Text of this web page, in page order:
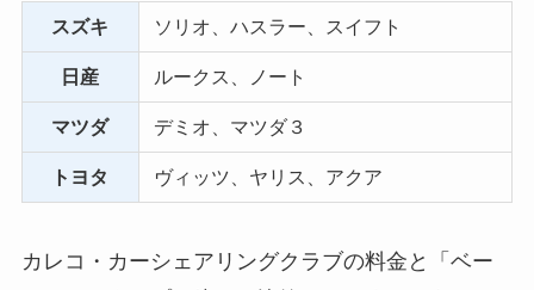
スズキ ソリオ、ハスラー、スイフト
日産 ルークス、ノート
マツダ デミオ、マツダ３
トヨタ ヴィッツ、ヤリス、アクア
カレコ・カーシェアリングクラブの料金と「ベー